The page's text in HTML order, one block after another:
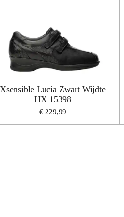
Xsensible Lucia Zwart Wijdte
HX 15398
€ 229,99